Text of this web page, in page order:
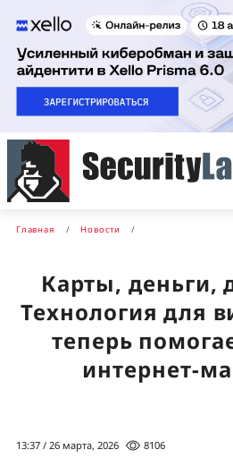
Главная Новости
Карты, деньги,
Технология для
теперь
интернет-
13:37 / 26 марта, 2026 8106